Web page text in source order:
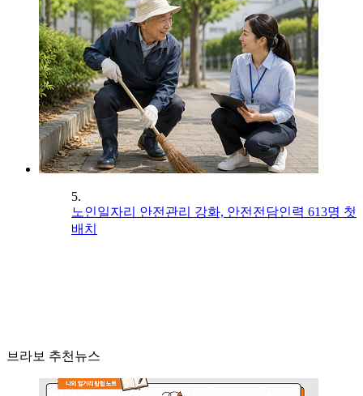
5.
노인일자리 안전관리 강화, 안전전담인력 613명 첫
배치
브라보 추천뉴스